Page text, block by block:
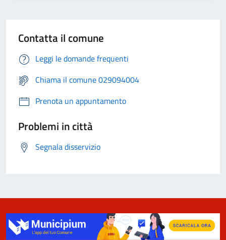
Contatta il comune
Leggi le domande frequenti
Chiama il comune 029094004
Prenota un appuntamento
Problemi in città
Segnala disservizio